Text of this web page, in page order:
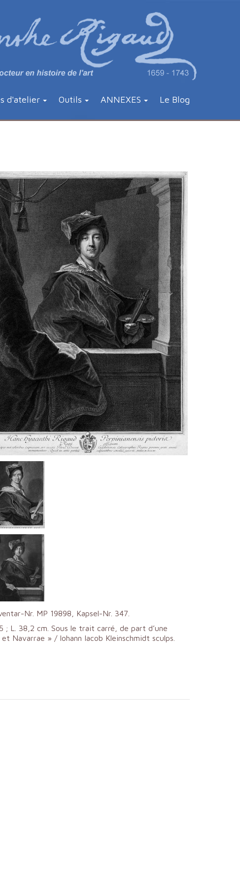
d'atelier Outils ANNEXES Le Blog
Nr. MP 19898, Kapsel-Nr. 347.
; L. 38,2 cm. Sous le trait carré, de part d’une
Navarrae » / Iohann Iacob Kleinschmidt sculps.